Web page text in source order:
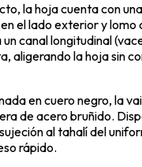
la hoja cuenta con
el lado exterior y lomo
canal longitudinal
aligerando la hoja sin
en cuero negro, la
de acero bruñido.
al tahalí del
rápido.